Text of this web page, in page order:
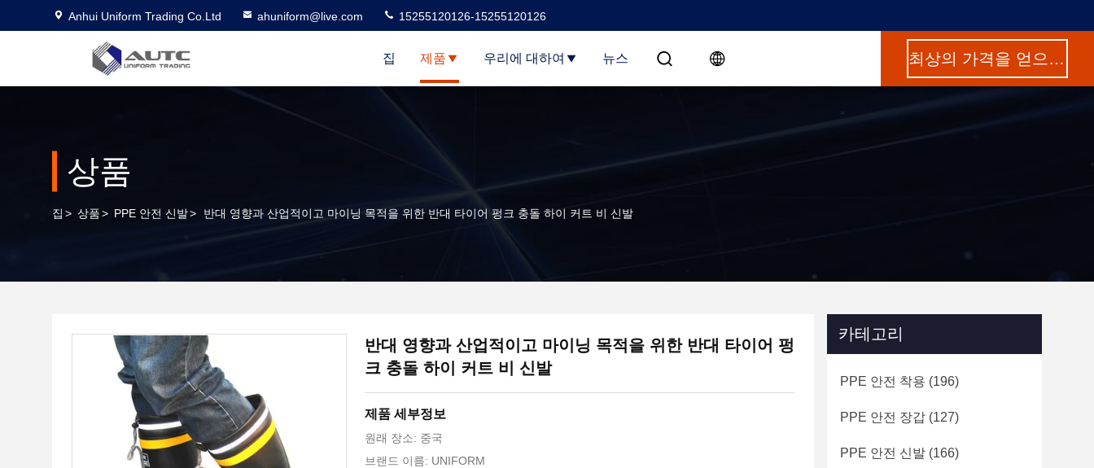
Anhui Uniform Trading Co.Ltd ahuniform@live.com 15255120126-15255120126
집 제품 우리에 대하여 뉴스 최상의 가격을 얻으세요
상품
집 > 상품> PPE 안전 신발> 반대 영향과 산업적이고 마이닝 목적을 위한 반대 타이어 펑크 충돌 하이 커트 비 신발
반대 영향과 산업적이고 마이닝 목적을 위한 반대 타이어 펑
크 충돌 하이 커트 비 신발
제품 세부정보
원래 장소: 중국
브랜드 이름: UNIFORM
카테고리
PPE 안전 착용 (196)
PPE 안전 장갑 (127)
PPE 안전 신발 (166)